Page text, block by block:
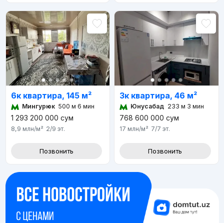
6к квартира, 145 м²
Мингурюк 500 м 6 мин
1 293 200 000 сум
8,9 млн/м² 2/9 эт.
Позвонить
3к квартира, 46 м²
Юнусабад 233 м 3 мин
768 600 000 сум
17 млн/м² 7/7 эт.
Позвонить